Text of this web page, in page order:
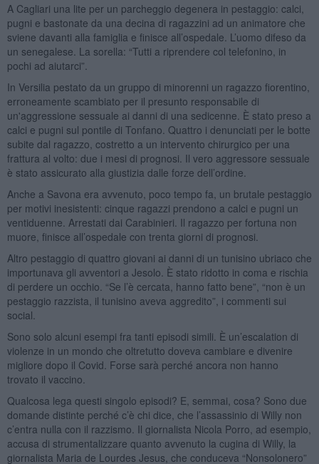
A Cagliari una lite per un parcheggio degenera in pestaggio: calci,
pugni e bastonate da una decina di ragazzini ad un animatore che
sviene davanti alla famiglia e finisce all’ospedale. L’uomo difeso da
un senegalese. La sorella: “Tutti a riprendere col telefonino, in
pochi ad aiutarci”.
In Versilia pestato da un gruppo di minorenni un ragazzo fiorentino,
erroneamente scambiato per il presunto responsabile di
un'aggressione sessuale ai danni di una sedicenne. È stato preso a
calci e pugni sul pontile di Tonfano. Quattro i denunciati per le botte
subite dal ragazzo, costretto a un intervento chirurgico per una
frattura al volto: due i mesi di prognosi. Il vero aggressore sessuale
è stato assicurato alla giustizia dalle forze dell’ordine.
Anche a Savona era avvenuto, poco tempo fa, un brutale pestaggio
per motivi inesistenti: cinque ragazzi prendono a calci e pugni un
ventiduenne. Arrestati dai Carabinieri. Il ragazzo per fortuna non
muore, finisce all’ospedale con trenta giorni di prognosi.
Altro pestaggio di quattro giovani ai danni di un tunisino ubriaco che
importunava gli avventori a Jesolo. È stato ridotto in coma e rischia
di perdere un occhio. “Se l’è cercata, hanno fatto bene”, “non è un
pestaggio razzista, il tunisino aveva aggredito”, i commenti sui
social.
Sono solo alcuni esempi fra tanti episodi simili. È un’escalation di
violenze in un mondo che oltretutto doveva cambiare e divenire
migliore dopo il Covid. Forse sarà perché ancora non hanno
trovato il vaccino.
Qualcosa lega questi singolo episodi? E, semmai, cosa? Sono due
domande distinte perché c’è chi dice, che l’assassinio di Willy non
c’entra nulla con il razzismo. Il giornalista Nicola Porro, ad esempio,
accusa di strumentalizzare quanto avvenuto la cugina di Willy, la
giornalista Maria de Lourdes Jesus, che conduceva “Nonsolonero”